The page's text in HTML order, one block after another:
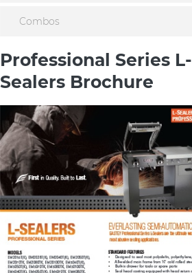
Combos
Professional Series L-
Sealers Brochure